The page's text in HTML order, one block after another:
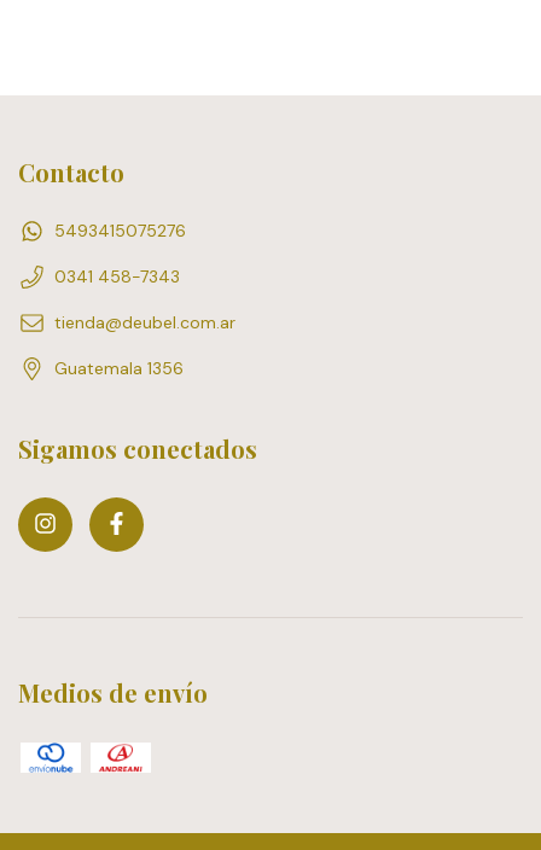
Contacto
5493415075276
0341 458-7343
tienda@deubel.com.ar
Guatemala 1356
Sigamos conectados
Medios de envío